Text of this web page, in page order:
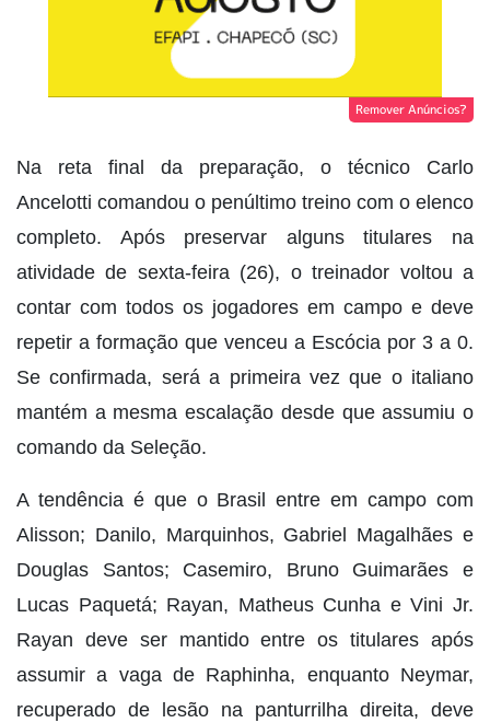
Remover Anúncios?
Na reta final da preparação, o técnico Carlo
Ancelotti comandou o penúltimo treino com o elenco
completo. Após preservar alguns titulares na
atividade de sexta-feira (26), o treinador voltou a
contar com todos os jogadores em campo e deve
repetir a formação que venceu a Escócia por 3 a 0.
Se confirmada, será a primeira vez que o italiano
mantém a mesma escalação desde que assumiu o
comando da Seleção.
A tendência é que o Brasil entre em campo com
Alisson; Danilo, Marquinhos, Gabriel Magalhães e
Douglas Santos; Casemiro, Bruno Guimarães e
Lucas Paquetá; Rayan, Matheus Cunha e Vini Jr.
Rayan deve ser mantido entre os titulares após
assumir a vaga de Raphinha, enquanto Neymar,
recuperado de lesão na panturrilha direita, deve